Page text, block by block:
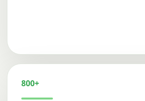
800+